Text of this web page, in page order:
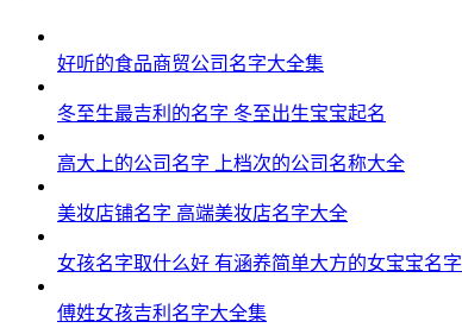
好听的食品商贸公司名字大全集
冬至生最吉利的名字 冬至出生宝宝起名
高大上的公司名字 上档次的公司名称大全
美妆店铺名字 高端美妆店名字大全
女孩名字取什么好 有涵养简单大方的女宝宝名字
傅姓女孩吉利名字大全集